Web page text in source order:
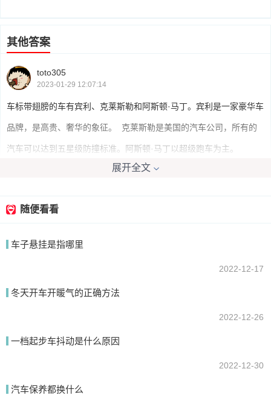
其他答案
toto305
2023-01-29 12:07:14
车标带翅膀的车有宾利、克莱斯勒和阿斯顿·马丁。宾利是一家豪华车
品牌，是高贵、奢华的象征。 克莱斯勒是美国的汽车公司，所有的
汽车可以达到五星级防撞标准。阿斯顿·马丁以超级跑车为主。
展开全文
随便看看
车子悬挂是指哪里
2022-12-17
冬天开车开暖气的正确方法
2022-12-26
一档起步车抖动是什么原因
2022-12-30
汽车保养都换什么